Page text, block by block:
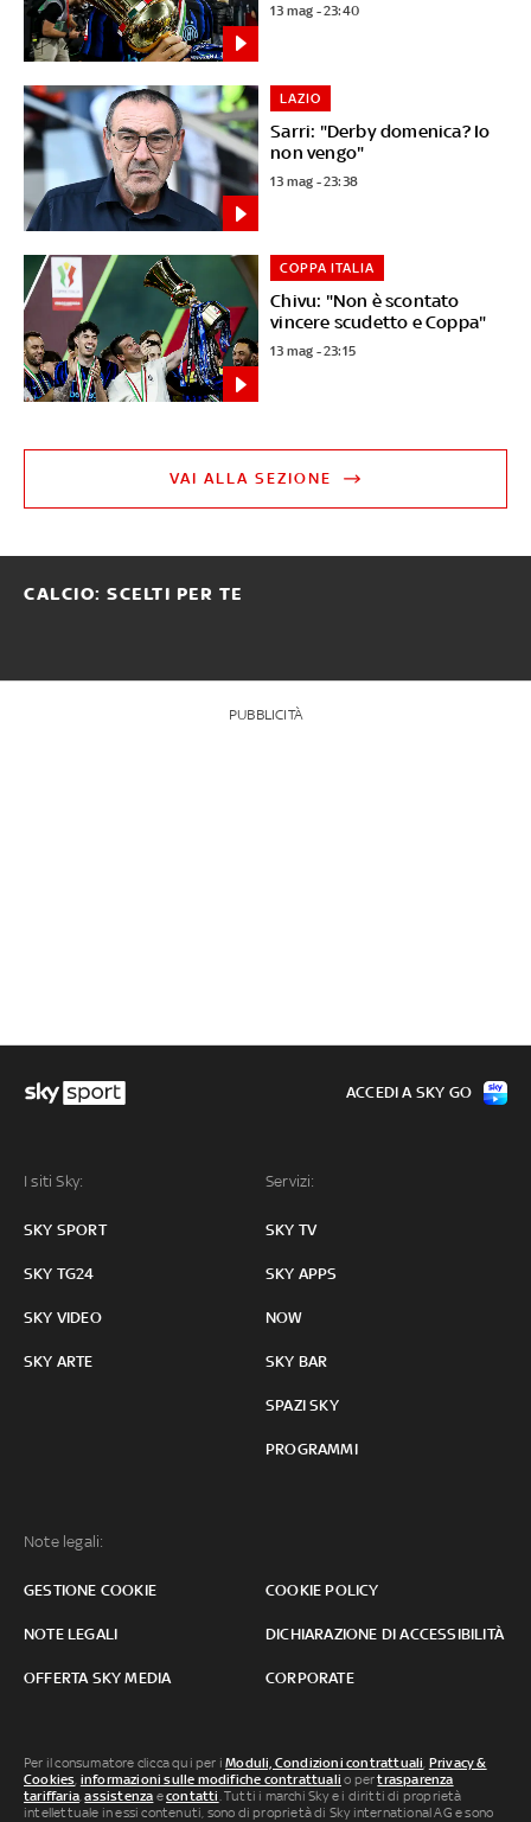
13 mag - 23:40
Sarri: "Derby domenica? Io
non vengo"
LAZIO
13 mag - 23:38
Chivu: "Non è scontato
vincere scudetto e Coppa"
COPPA ITALIA
13 mag - 23:15
VAI ALLA SEZIONE
CALCIO: SCELTI PER TE
PUBBLICITÀ
I siti Sky:
SKY SPORT
SKY TG24
SKY VIDEO
SKY ARTE
Servizi:
SKY TV
SKY APPS
NOW
SKY BAR
SPAZI SKY
PROGRAMMI
Note legali:
GESTIONE COOKIE COOKIE POLICY
NOTE LEGALI DICHIARAZIONE DI ACCESSIBILITÀ
OFFERTA SKY MEDIA CORPORATE
ACCEDI A SKY GO
Per il consumatore clicca qui per iModuli, Condizioni contrattuali, Privacy &
Cookies, informazioni sulle modifiche contrattuali o pertrasparenza
tariffaria,assistenza econtatti. Tutti i marchi Sky e i diritti di proprietà
intellettuale in essi contenuti, sono di proprietà di Sky international AG e sono